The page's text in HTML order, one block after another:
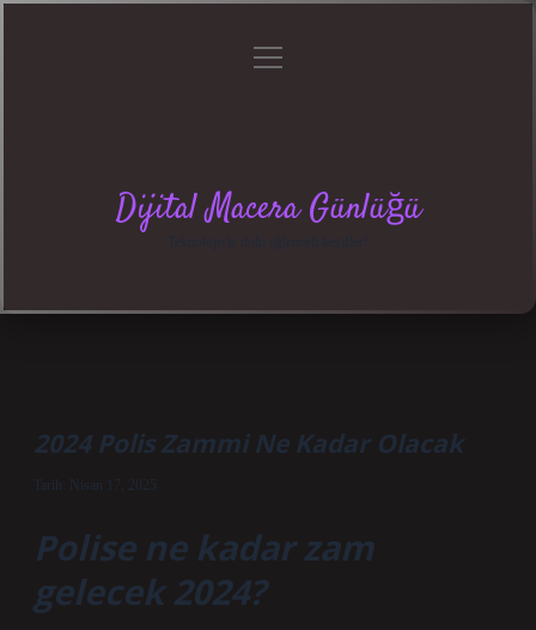
menüyü
Dijital Macera Günlüğü
2024 Polis Zammi Ne Kadar Olacak
Tarih: Nisan 17, 2025
Polise ne kadar zam
gelecek 2024?